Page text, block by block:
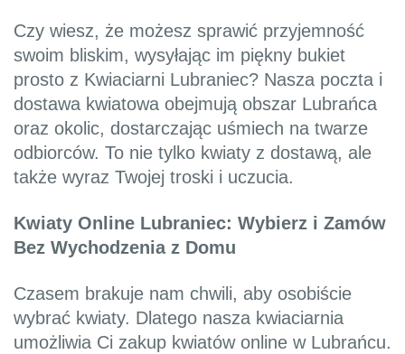
Czy wiesz, że możesz sprawić przyjemność
swoim bliskim, wysyłając im piękny bukiet
prosto z Kwiaciarni Lubraniec? Nasza poczta i
dostawa kwiatowa obejmują obszar Lubrańca
oraz okolic, dostarczając uśmiech na twarze
odbiorców. To nie tylko kwiaty z dostawą, ale
także wyraz Twojej troski i uczucia.
Kwiaty Online Lubraniec: Wybierz i Zamów
Bez Wychodzenia z Domu
Czasem brakuje nam chwili, aby osobiście
wybrać kwiaty. Dlatego nasza kwiaciarnia
umożliwia Ci zakup kwiatów online w Lubrańcu.